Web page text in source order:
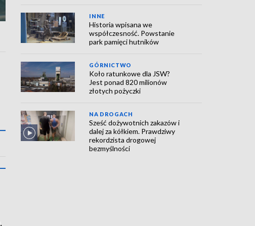
INNE
Historia wpisana we
współczesność. Powstanie
park pamięci hutników
GÓRNICTWO
Koło ratunkowe dla JSW?
Jest ponad 820 milionów
złotych pożyczki
NA DROGACH
Sześć dożywotnich zakazów i
dalej za kółkiem. Prawdziwy
rekordzista drogowej
bezmyślności